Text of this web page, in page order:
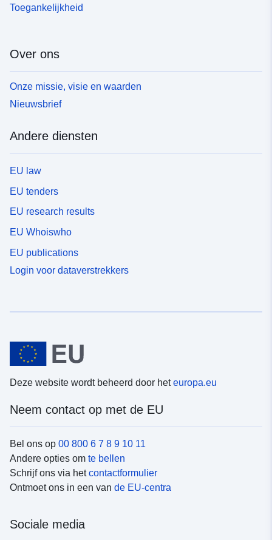
Toegankelijkheid
Over ons
Onze missie, visie en waarden
Nieuwsbrief
Andere diensten
EU law
EU tenders
EU research results
EU Whoiswho
EU publications
Login voor dataverstrekkers
Deze website wordt beheerd door heteuropa.eu
Neem contact op met de EU
Bel ons op 00 800 6 7 8 9 10 11
Andere opties om te bellen
Schrijf ons via hetcontactformulier
Ontmoet ons in een van de EU-centra
Sociale media